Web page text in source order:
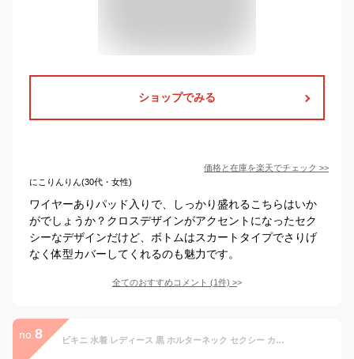
ショップでみる
価格と在庫を楽天でチェック >>
にこりんりん(30代・女性)
ワイヤーありパッド入りで、しっかり盛れるこちらはいか
がでしょうか？クロスデザインがアクセントになったセク
シーなデザインだけど、ボトムはスカートタイプでさりげ
なく体型カバーしてくれるのも魅力です。
全てのおすすめコメント (1件) >
no. 8 ビキニ 水着 レディース 黒 ホルターネック セクシー カッコイイ セパレート 水着 上下セット ハイレグ sexy ブラジリアン ブラック 無地